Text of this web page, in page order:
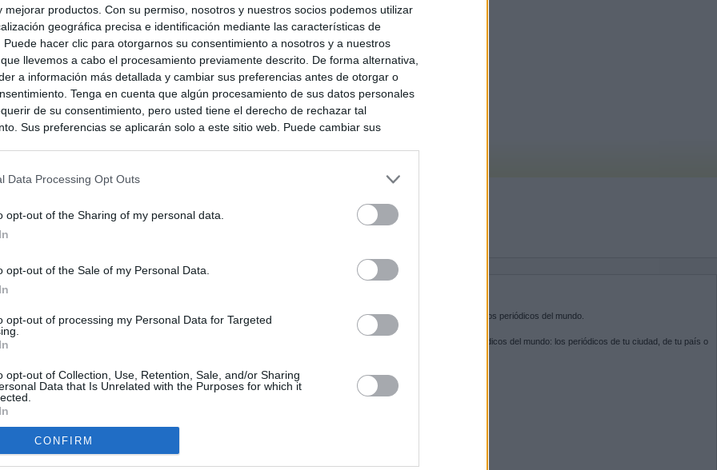
mejorar productos. Con su permiso, nosotros y nuestros socios podemos utilizar
geográfica precisa e identificación mediante las características de
Puede hacer clic para otorgarnos su consentimiento a nosotros y a nuestros
llevemos a cabo el procesamiento previamente descrito. De forma alternativa,
a información más detallada y cambiar sus preferencias antes de otorgar o
Tenga en cuenta que algún procesamiento de sus datos personales
de su consentimiento, pero usted tiene el derecho de rechazar tal
Sus preferencias se aplicarán solo a este sitio web. Puede cambiar sus
Data Processing Opt Outs
opt-out of the Sharing of my personal data.
opt-out of the Sale of my Personal Data.
opt-out of processing my Personal Data for Targeted
opt-out of Collection, Use, Retention, Sale, and/or Sharing
Data that Is Unrelated with the Purposes for which it
CONFIRM
Ayuso señaló por la compra del ático: "Lo que no se dice es
residencia oficial para la presidenta"
Ayuso no puede destinar directamente la venta del ático de
por los incendios
Kiosko.netes la puerta de entrada a los periódicos del mundo.
Navega por las portadas de los periódicos del mundo: los periódicos de tu ciudad, de tu país o
SÍGUENOS